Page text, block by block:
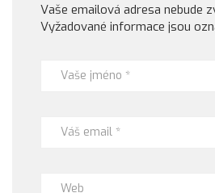
Vaše emailová adresa nebude
Vyžadované informace jsou